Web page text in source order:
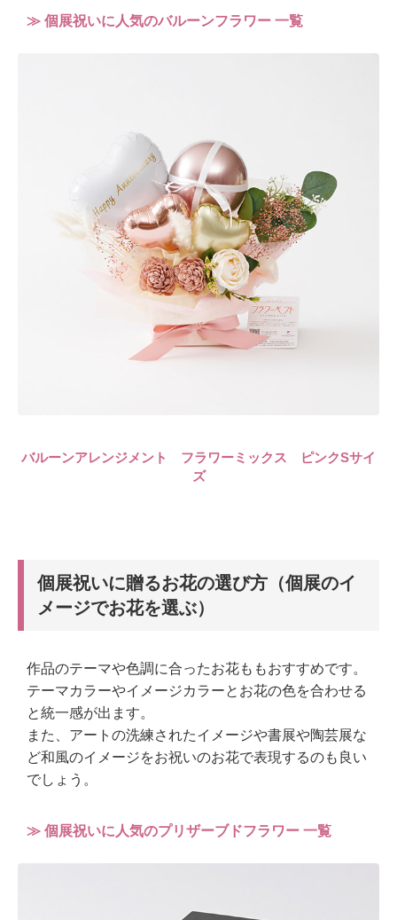
≫ 個展祝いに人気のバルーンフラワー 一覧
バルーンアレンジメント フラワーミックス ピンクSサイ
ズ
個展祝いに贈るお花の選び方（個展のイ
メージでお花を選ぶ）
作品のテーマや色調に合ったお花ももおすすめです。
テーマカラーやイメージカラーとお花の色を合わせる
と統一感が出ます。
また、アートの洗練されたイメージや書展や陶芸展な
ど和風のイメージをお祝いのお花で表現するのも良い
でしょう。
≫ 個展祝いに人気のプリザーブドフラワー 一覧